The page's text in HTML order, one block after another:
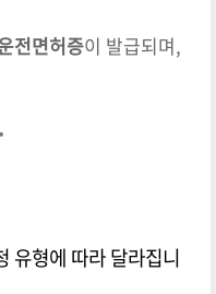
전면허증이 발급되며,
유형에 따라 달라집니